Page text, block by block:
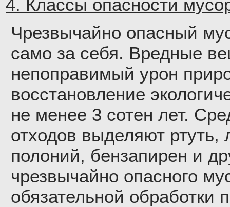
4. Классы опасности
Чрезвычайно опасный
само за себя. Вредные
непоправимый урон
восстановление
не менее 3 сотен лет.
отходов выделяют
полоний, бензапирен и
чрезвычайно опасного
обязательной обработки